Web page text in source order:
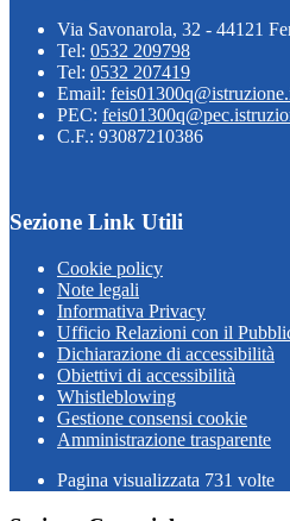
Via Savonarola, 32 - 44121
Tel: 0532 209798
Tel: 0532 207419
Email:
PEC:
C.F.: 93087210386
Sezione Link Utili
Cookie policy
Note legali
Informativa Privacy
Ufficio Relazioni con il
Dichiarazione di accessibilità
Obiettivi di accessibilità
Whistleblowing
Gestione consensi cookie
Amministrazione trasparente
Pagina visualizzata 731 volte